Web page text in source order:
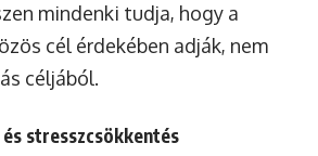
mindenki tudja, hogy a
cél érdekében adják, nem
céljából.
stresszcsökkentés